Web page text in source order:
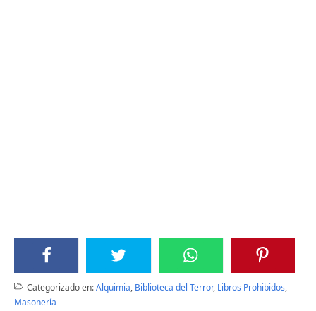
Categorizado en:Alquimia, Biblioteca del Terror, Libros Prohibidos,
Masonería